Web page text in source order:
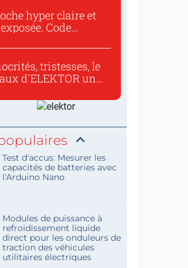
hyper claire et
Code
tristesses, le
d'ELEKTOR un
Test d'accus: Mesurer les
capacités de batteries avec
l'Arduino Nano
Modules de puissance à
refroidissement liquide
direct pour les onduleurs de
traction des véhicules
utilitaires électriques